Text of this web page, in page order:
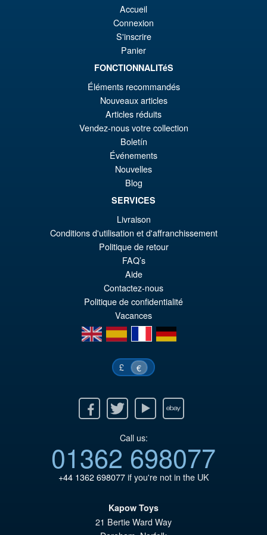
S.H.Figuarts One Piece Sir
Crocodile (Marineford) Action
Figure
PRÉ COMMANDE
Bandai S.H.Figuarts One
Piece Shanks Summit War of
Marineford Action Figure
PRÉ COMMANDE
Accueil
Connexion
S'inscrire
Panier
FONCTIONNALITéS
Éléments recommandés
Nouveaux articles
Articles réduits
Vendez-nous votre collection
Boletín
Événements
Nouvelles
Blog
SERVICES
Livraison
Conditions d'utilisation et d'affranchissement
Politique de retour
FAQ’s
Aide
Contactez-nous
Politique de confidentialité
Vacances
en
es fr de
£ €
Twitter Youtube Ebay
Call us:
01362 698077
+44 1362 698077if you're not in the UK
Kapow Toys
21 Bertie Ward Way